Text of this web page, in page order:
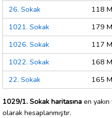
26. Sokak
118
1021. Sokak
179
1026. Sokak
117
1022. Sokak
168
22. Sokak
165
1029/1. Sokak haritasına en
olarak hesaplanmıştır.